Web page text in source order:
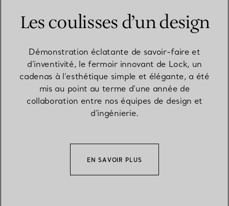
Les coulisses d’un design
Démonstration éclatante de savoir-faire et
d’inventivité, le fermoir innovant de Lock, un
cadenas à l’esthétique simple et élégante, a été
mis au point au terme d’une année de
collaboration entre nos équipes de design et
d’ingénierie.
EN SAVOIR PLUS